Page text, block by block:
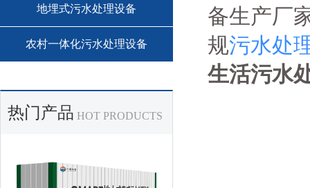
地埋式污水处理设备
农村一体化污水处理设备
热门产品 HOT PRODUCTS
备生产厂
规污水处
生活污水